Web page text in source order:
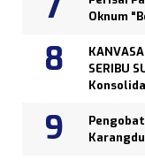
Oknum
SERIBU